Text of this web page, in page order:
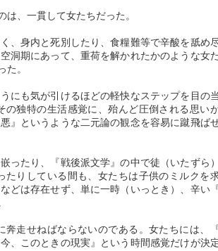
、一貫して女たちだった。
身内と死別したり、食糧難等で辛酸を舐め
洞期にあって、重荷を解かれたかのような女
。
にも気が引けるほどの軽快なステップを目の
独特の生活感覚に、殆んど圧倒される思い
というような二元論の観念を容易に蹴飛ば
ったり、『戦後派文学』の中で徒（いたずら
りしている間も、女たちは子供のミルクを
どは存在せず、単に一時（いっとき）、辛い
走せねばならないのである。女たちには、
、このときの現実』という時間感覚だけが決
するのだ。
上流の子女が多く集う中
や）に通わせていたこと
するように、士族であっ
、娘への教育に熱心だっ
と考え、裁縫などの手仕
する母・多喜の影響で高
受けることがなかった。
学業を断念したとも言わ
「老化の中に人間の
（日野原）というこ
老いは、その人の〈
かくて日野原は、従
のイメージを覆（く
と、２０００年に
６５歳以上を高齢者
をかけたいと何度も
できなかった。その
）
んの写真を撮影した
したか。
うこと。
である。
極の挽歌
普遍的な平等思想」
実践しつつも、多く
う。
た自らの環境に対
の変えよう
ー・ブロン